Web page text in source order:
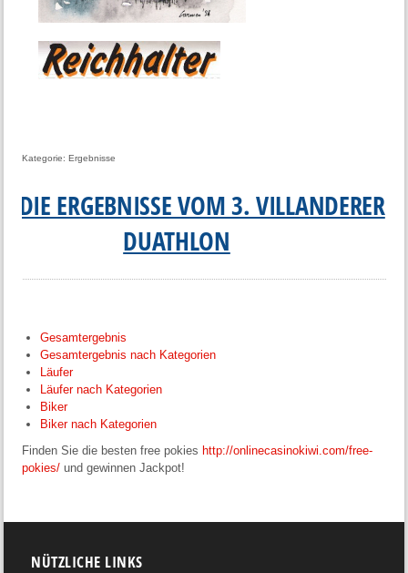
Kategorie: Ergebnisse
DIE ERGEBNISSE VOM 3. VILLANDERER
DUATHLON
Gesamtergebnis
Gesamtergebnis nach Kategorien
Läufer
Läufer nach Kategorien
Biker
Biker nach Kategorien
Finden Sie die besten free pokies http://onlinecasinokiwi.com/free-
pokies/ und gewinnen Jackpot!
NÜTZLICHE LINKS